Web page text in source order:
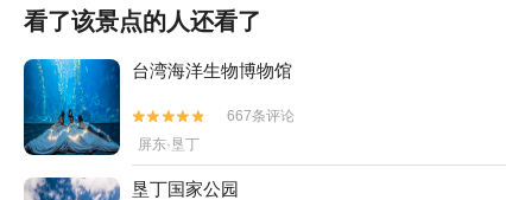
看了该景点的人还看了
台湾海洋生物博物馆


667条评论
屏东·垦丁
垦丁国家公园